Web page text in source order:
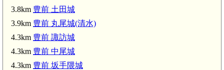
3.8km 豊前 土田城
3.9km 豊前 丸尾城(清水)
4.3km 豊前 諏訪城
4.3km 豊前 中尾城
4.3km 豊前 坂手隈城